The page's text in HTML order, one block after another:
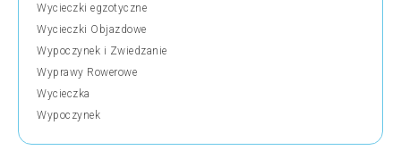
Wycieczki egzotyczne
Wycieczki Objazdowe
Wypoczynek i Zwiedzanie
Wyprawy Rowerowe
Wycieczka
Wypoczynek